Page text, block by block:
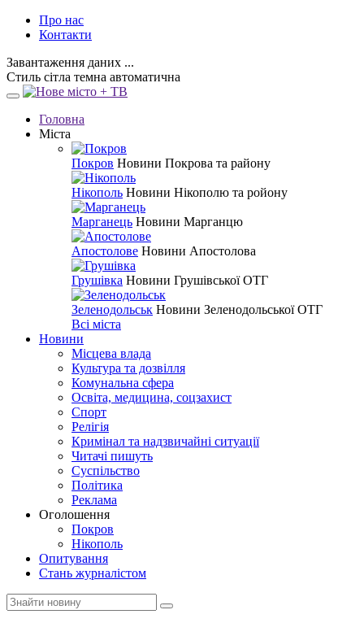
Про нас
Контакти
Завантаження даних ...
Стиль сітла темна автоматична
Головна
Міста
Покров Новини Покрова та району
Нікополь Новини Нікополю та ройону
Марганець Новини Марганцю
Апостолове Новини Апостолова
Грушівка Новини Грушівської ОТГ
Зеленодольськ Новини Зеленодольської ОТГ
Всі міста
Новини
Місцева влада
Культура та дозвілля
Комунальна сфера
Освіта, медицина, соцзахист
Спорт
Релігія
Кримінал та надзвичайні ситуації
Читачі пишуть
Суспільство
Політика
Реклама
Оголошення
Покров
Нікополь
Опитування
Стань журналістом